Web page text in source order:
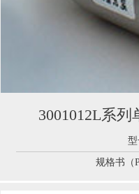
3001012L系
型
规格书（